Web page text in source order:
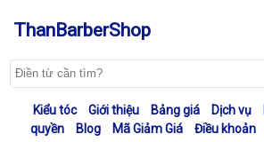
ThanBarberShop
Kiểu tóc Giới thiệu Bảng giá Dịch vụ
quyền
Blog Mã Giảm Giá Điều khoản